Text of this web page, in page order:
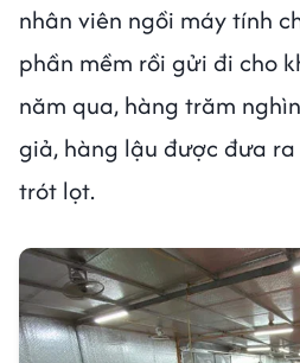
nhân viên ngồi máy tính
phần mềm rồi gửi đi cho
năm qua, hàng trăm
giả, hàng lậu được đưa
trót lọt.